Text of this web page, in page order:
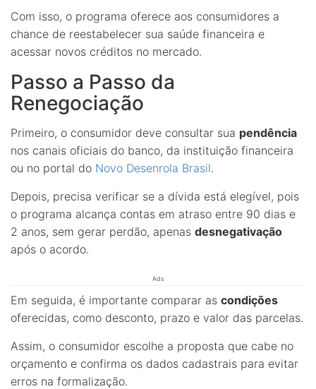
Com isso, o programa oferece aos consumidores a
chance de reestabelecer sua saúde financeira e
acessar novos créditos no mercado.
Passo a Passo da
Renegociação
Primeiro, o consumidor deve consultar sua pendência
nos canais oficiais do banco, da instituição financeira
ou no portal do Novo Desenrola Brasil.
Depois, precisa verificar se a dívida está elegível, pois
o programa alcança contas em atraso entre 90 dias e
2 anos, sem gerar perdão, apenas desnegativação
após o acordo.
Ads
Em seguida, é importante comparar as condições
oferecidas, como desconto, prazo e valor das parcelas.
Assim, o consumidor escolhe a proposta que cabe no
orçamento e confirma os dados cadastrais para evitar
erros na formalização.